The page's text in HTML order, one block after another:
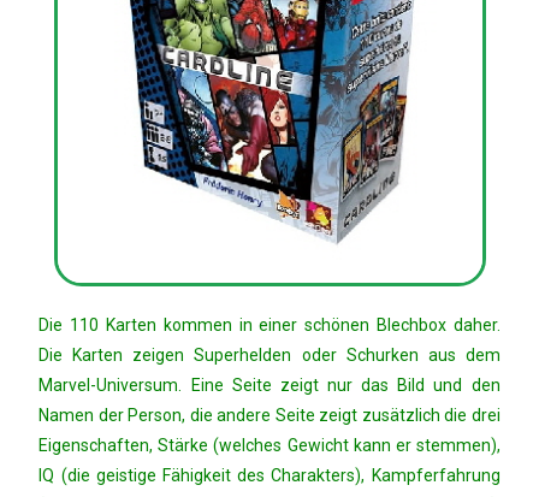
Die 110 Karten kommen in einer schönen Blechbox daher.
Die Karten zeigen Superhelden oder Schurken aus dem
Marvel-Universum. Eine Seite zeigt nur das Bild und den
Namen der Person, die andere Seite zeigt zusätzlich die drei
Eigenschaften, Stärke (welches Gewicht kann er stemmen),
IQ (die geistige Fähigkeit des Charakters), Kampferfahrung